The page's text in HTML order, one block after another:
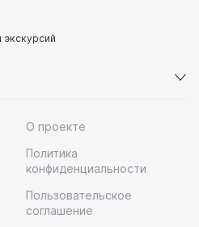
О проекте
Политика
конфиденциальности
Пользовательское
соглашение